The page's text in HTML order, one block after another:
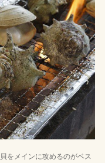
をメインに攻めるのがベス